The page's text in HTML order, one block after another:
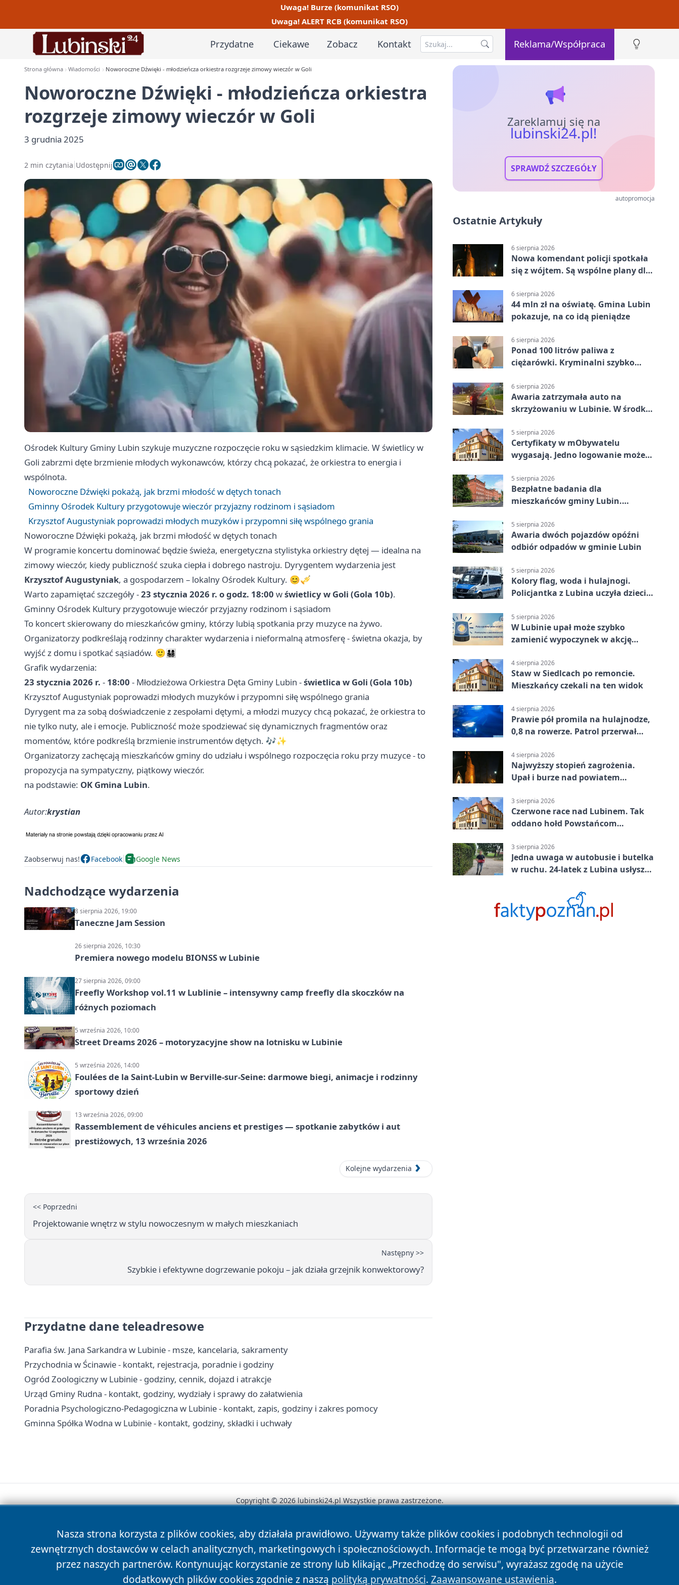
Uwaga! Burze (komunikat RSO)
Uwaga! ALERT RCB (komunikat RSO)
Przydatne Ciekawe Zobacz Kontakt Reklama/Współpraca
Strona główna Wiadomości Noworoczne Dźwięki - młodzieńcza orkiestra rozgrzeje zimowy wieczór w Goli
Noworoczne Dźwięki - młodzieńcza orkiestra
rozgrzeje zimowy wieczór w Goli
3 grudnia 2025
2 min czytania Udostępnij
Ośrodek Kultury Gminy Lubin szykuje muzyczne rozpoczęcie roku w sąsiedzkim klimacie. W świetlicy w
Goli zabrzmi dęte brzmienie młodych wykonawców, którzy chcą pokazać, że orkiestra to energia i
wspólnota.
Noworoczne Dźwięki pokażą, jak brzmi młodość w dętych tonach
Gminny Ośrodek Kultury przygotowuje wieczór przyjazny rodzinom i sąsiadom
Krzysztof Augustyniak poprowadzi młodych muzyków i przypomni siłę wspólnego grania
Noworoczne Dźwięki pokażą, jak brzmi młodość w dętych tonach
W programie koncertu dominować będzie świeża, energetyczna stylistyka orkiestry dętej — idealna na
zimowy wieczór, kiedy publiczność szuka ciepła i dobrego nastroju. Dyrygentem wydarzenia jest
Krzysztof Augustyniak, a gospodarzem – lokalny Ośrodek Kultury. 😊🎺
Warto zapamiętać szczegóły -23 stycznia 2026 r. o godz. 18:00 wświetlicy w Goli (Gola 10b).
Gminny Ośrodek Kultury przygotowuje wieczór przyjazny rodzinom i sąsiadom
To koncert skierowany do mieszkańców gminy, którzy lubią spotkania przy muzyce na żywo.
Organizatorzy podkreślają rodzinny charakter wydarzenia i nieformalną atmosferę - świetna okazja, by
wyjść z domu i spotkać sąsiadów. 🙂👨‍👩‍👧‍👦
Grafik wydarzenia:
23 stycznia 2026 r. - 18:00 - Młodzieżowa Orkiestra Dęta Gminy Lubin -świetlica w Goli (Gola 10b)
Krzysztof Augustyniak poprowadzi młodych muzyków i przypomni siłę wspólnego grania
Dyrygent ma za sobą doświadczenie z zespołami dętymi, a młodzi muzycy chcą pokazać, że orkiestra to
nie tylko nuty, ale i emocje. Publiczność może spodziewać się dynamicznych fragmentów oraz
momentów, które podkreślą brzmienie instrumentów dętych. 🎶✨
Organizatorzy zachęcają mieszkańców gminy do udziału i wspólnego rozpoczęcia roku przy muzyce - to
propozycja na sympatyczny, piątkowy wieczór.
na podstawie: OK Gmina Lubin.
Autor:krystian
Zaobserwuj nas! Facebook Google News
Nadchodzące wydarzenia
8 sierpnia 2026, 19:00
Taneczne Jam Session
26 sierpnia 2026, 10:30
Premiera nowego modelu BIONSS w Lubinie
27 sierpnia 2026, 09:00
Freefly Workshop vol.11 w Lublinie – intensywny camp freefly dla skoczków na
różnych poziomach
5 września 2026, 10:00
Street Dreams 2026 – motoryzacyjne show na lotnisku w Lubinie
5 września 2026, 14:00
Foulées de la Saint-Lubin w Berville-sur-Seine: darmowe biegi, animacje i rodzinny
sportowy dzień
13 września 2026, 09:00
Rassemblement de véhicules anciens et prestiges — spotkanie zabytków i aut
prestiżowych, 13 września 2026
Kolejne wydarzenia
<< Poprzedni
Projektowanie wnętrz w stylu nowoczesnym w małych mieszkaniach
Następny >>
Szybkie i efektywne dogrzewanie pokoju – jak działa grzejnik konwektorowy?
Przydatne dane teleadresowe
Parafia św. Jana Sarkandra w Lubinie - msze, kancelaria, sakramenty
Przychodnia w Ścinawie - kontakt, rejestracja, poradnie i godziny
Ogród Zoologiczny w Lubinie - godziny, cennik, dojazd i atrakcje
Urząd Gminy Rudna - kontakt, godziny, wydziały i sprawy do załatwienia
Poradnia Psychologiczno-Pedagogiczna w Lubinie - kontakt, zapis, godziny i zakres pomocy
Gminna Spółka Wodna w Lubinie - kontakt, godziny, składki i uchwały
Zareklamuj się na
lubinski24.pl!
SPRAWDŹ SZCZEGÓŁY
autopromocja
Ostatnie Artykuły
6 sierpnia 2026
Nowa komendant policji spotkała
się z wójtem. Są wspólne plany dla
6 sierpnia 2026
44 mln zł na oświatę. Gmina Lubin
pokazuje, na co idą pieniądze
6 sierpnia 2026
Ponad 100 litrów paliwa z
ciężarówki. Kryminalni szybko
6 sierpnia 2026
Awaria zatrzymała auto na
skrzyżowaniu w Lubinie. W środku
5 sierpnia 2026
Certyfikaty w mObywatelu
wygasają. Jedno logowanie może
5 sierpnia 2026
Bezpłatne badania dla
mieszkańców gminy Lubin.
5 sierpnia 2026
Awaria dwóch pojazdów opóźni
odbiór odpadów w gminie Lubin
5 sierpnia 2026
Kolory flag, woda i hulajnogi.
Policjantka z Lubina uczyła dzieci
5 sierpnia 2026
W Lubinie upał może szybko
zamienić wypoczynek w akcję
4 sierpnia 2026
Staw w Siedlcach po remoncie.
Mieszkańcy czekali na ten widok
4 sierpnia 2026
Prawie pół promila na hulajnodze,
0,8 na rowerze. Patrol przerwał
4 sierpnia 2026
Najwyższy stopień zagrożenia.
Upał i burze nad powiatem
3 sierpnia 2026
Czerwone race nad Lubinem. Tak
oddano hołd Powstańcom
3 sierpnia 2026
Jedna uwaga w autobusie i butelka
w ruchu. 24-latek z Lubina usłyszał
Nasza strona korzysta z plików cookies, aby działała prawidłowo. Używamy także plików cookies i podobnych technologii od
zewnętrznych dostawców w celach analitycznych, marketingowych i społecznościowych. Informacje te mogą być przetwarzane również
przez naszych partnerów. Kontynuując korzystanie ze strony lub klikając „Przechodzę do serwisu", wyrażasz zgodę na użycie
dodatkowych plików cookies zgodnie z naszą polityką prywatności. Zaawansowane ustawienia.
Copyright © 2026 lubinski24.pl Wszystkie prawa zastrzeżone.
News Autorzy Polityka Prywatności Polityka Cookies